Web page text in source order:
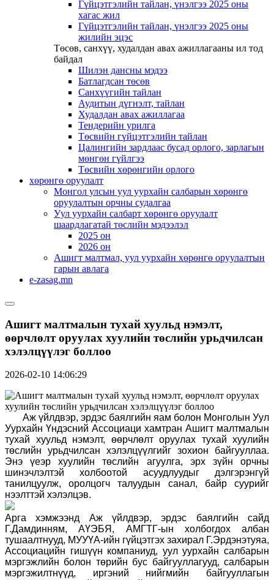
Гүйцэтгэлийн тайлан, үнэлгээ 2025 оны
хагас жил
Гүйцэтгэлийн тайлан, үнэлгээ 2025 оны
жилийн эцэс
Төсөв, санхүү, худалдан авах ажиллагааны ил тод
байдал
Шилэн дансны мэдээ
Батлагдсан төсөв
Санхүүгийн тайлан
Аудитын дүгнэлт, тайлан
Худалдан авах ажиллагаа
Тендерийн урилга
Төсвийн гүйцэтгэлийн тайлан
Цалингийн зардлаас бусад орлого, зарлагын
мөнгөн гүйлгээ
Төсвийн хөрөнгийн орлого
хөрөнгө оруулалт
Монгол улсын уул уурхайн салбарын хөрөнгө
оруулалтын орчны судалгаа
Уул уурхайн салбарт хөрөнгө оруулалт
шаардлагатай төслийн мэдээлэл
2025 он
2026 он
Ашигт малтмал, уул уурхайн хөрөнгө оруулалтын
гарын авлага
e-zasag.mn
Ашигт малтмалын тухай хуульд нэмэлт,
өөрчлөлт оруулах хуулийн төслийн урьдчилсан
хэлэлцүүлэг боллоо
2026-02-10 14:06:29
Аж үйлдвэр, эрдэс баялгийн яам болон Монголын Уул
Уурхайн Үндэсний Ассоциаци хамтран Ашигт малтмалын
тухай хуульд нэмэлт, өөрчлөлт оруулах тухай хуулийн
төслийн урьдчилсан хэлэлцүүлгийг зохион байгууллаа.
Энэ үеэр хуулийн төслийн агуулга, эрх зүйн орчны
шинэчлэлтэй холбоотой асуудлуудыг дэлгэрэнгүй
танилцуулж, оролцогч талуудын санал, байр суурийг
нээлттэй хэлэлцэв.
Арга хэмжээнд Аж үйлдвэр, эрдэс баялгийн сайд
Г.Дамдинням, АҮЭБЯ, АМГТГ-ын холбогдох албан
тушаалтнууд, МУУҮА-ийн гүйцэтгэх захирал Г.Эрдэнэтуяа,
Ассоциацийн гишүүн компаниуд, уул уурхайн салбарын
мэргэжлийн болон төрийн бус байгууллагууд, салбарын
мэргэжилтнүүд, иргэний нийгмийн байгууллагын